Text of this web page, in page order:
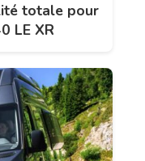
totale pour
LE XR